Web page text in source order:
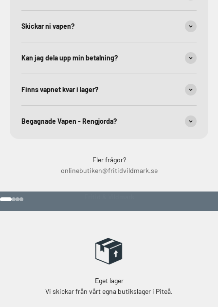
Skickar ni vapen?
Kan jag dela upp min betalning?
Finns vapnet kvar i lager?
Begagnade Vapen - Rengjorda?
Fler frågor?
onlinebutiken@fritidvildmark.se
Gå till 1Gå till 2
Gå till 3
Gå till 4
Eget lager
Vi skickar från vårt egna butikslager i Piteå.